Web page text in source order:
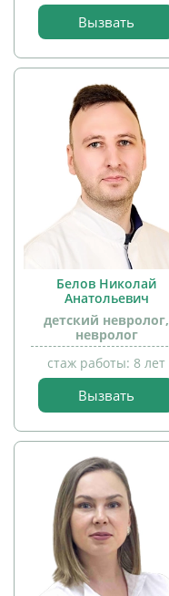
прием
детей
Вызвать
прием
детей
Белов Николай
Анатольевич
детский невролог,
невролог
стаж работы: 8 лет
Вызвать